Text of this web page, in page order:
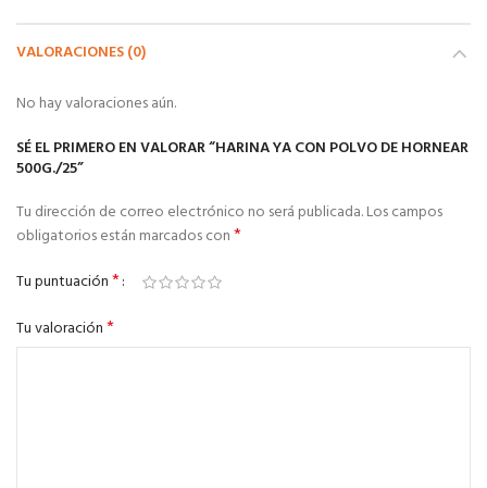
VALORACIONES (0)
No hay valoraciones aún.
SÉ EL PRIMERO EN VALORAR “HARINA YA CON POLVO DE HORNEAR
500G./25”
Tu dirección de correo electrónico no será publicada.Los campos
obligatorios están marcados con*
Tu puntuación*
Tu valoración*